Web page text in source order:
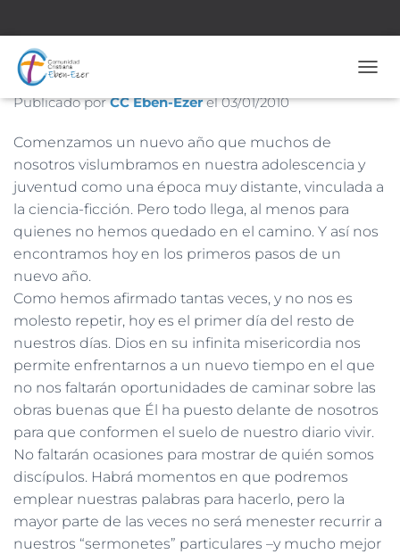
Nº 1334– 3 de Enero de 2010
Publicado porCC Eben-Ezerel03/01/2010
Comenzamos un nuevo año que muchos de
nosotros vislumbramos en nuestra adolescencia y
juventud como una época muy distante, vinculada a
la ciencia-ficción. Pero todo llega, al menos para
quienes no hemos quedado en el camino. Y así nos
encontramos hoy en los primeros pasos de un
nuevo año.
Como hemos afirmado tantas veces, y no nos es
molesto repetir, hoy es el primer día del resto de
nuestros días. Dios en su infinita misericordia nos
permite enfrentarnos a un nuevo tiempo en el que
no nos faltarán oportunidades de caminar sobre las
obras buenas que Él ha puesto delante de nosotros
para que conformen el suelo de nuestro diario vivir.
No faltarán ocasiones para mostrar de quién somos
discípulos. Habrá momentos en que podremos
emplear nuestras palabras para hacerlo, pero la
mayor parte de las veces no será menester recurrir a
nuestros “sermonetes” particulares –y mucho mejor